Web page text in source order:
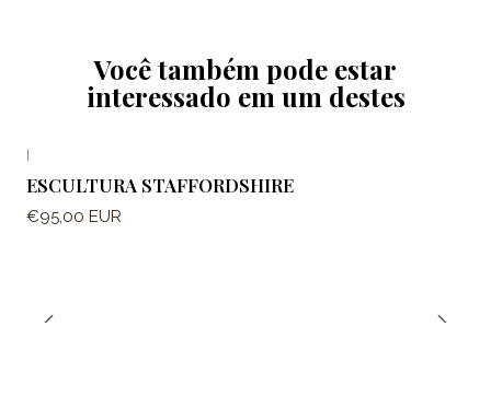
Você também pode estar
interessado em um destes
ESCULTURA STAFFORDSHIRE
€95,00 EUR